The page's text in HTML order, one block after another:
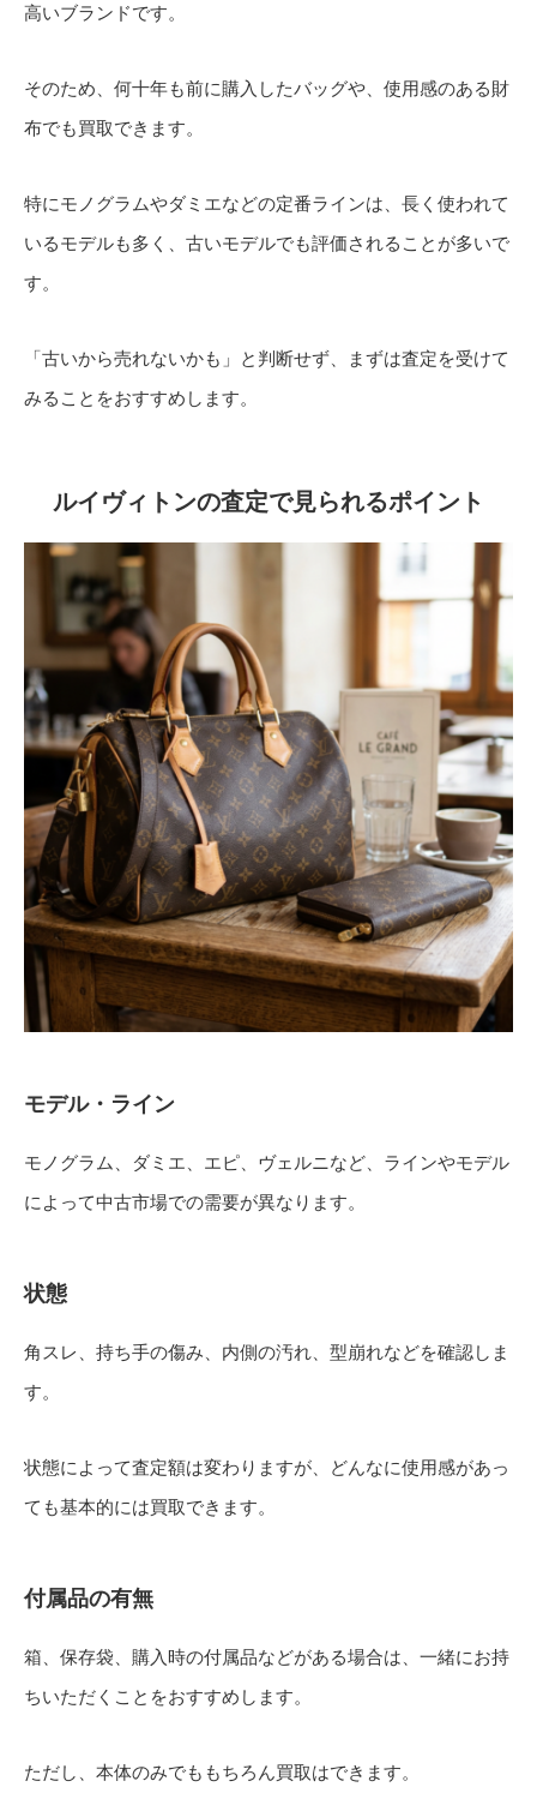
高いブランドです。
そのため、何十年も前に購入したバッグや、使用感のある財
布でも買取できます。
特にモノグラムやダミエなどの定番ラインは、長く使われて
いるモデルも多く、古いモデルでも評価されることが多いで
す。
「古いから売れないかも」と判断せず、まずは査定を受けて
みることをおすすめします。
ルイヴィトンの査定で見られるポイント
モデル・ライン
モノグラム、ダミエ、エピ、ヴェルニなど、ラインやモデル
によって中古市場での需要が異なります。
状態
角スレ、持ち手の傷み、内側の汚れ、型崩れなどを確認しま
す。
状態によって査定額は変わりますが、どんなに使用感があっ
ても基本的には買取できます。
付属品の有無
箱、保存袋、購入時の付属品などがある場合は、一緒にお持
ちいただくことをおすすめします。
ただし、本体のみでももちろん買取はできます。